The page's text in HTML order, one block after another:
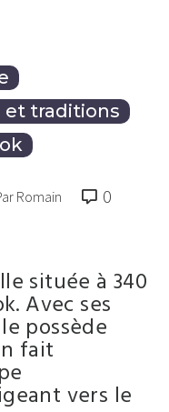
et traditions
Romain
0
située à 340
Avec ses
possède
fait
vers le